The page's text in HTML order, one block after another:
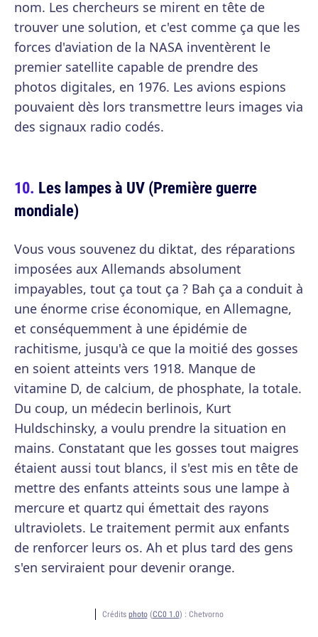
nom. Les chercheurs se mirent en tête de
trouver une solution, et c'est comme ça que les
forces d'aviation de la NASA inventèrent le
premier satellite capable de prendre des
photos digitales, en 1976. Les avions espions
pouvaient dès lors transmettre leurs images via
des signaux radio codés.
Les lampes à UV (Première guerre
mondiale)
Vous vous souvenez du diktat, des réparations
imposées aux Allemands absolument
impayables, tout ça tout ça ? Bah ça a conduit à
une énorme crise économique, en Allemagne,
et conséquemment à une épidémie de
rachitisme, jusqu'à ce que la moitié des gosses
en soient atteints vers 1918. Manque de
vitamine D, de calcium, de phosphate, la totale.
Du coup, un médecin berlinois, Kurt
Huldschinsky, a voulu prendre la situation en
mains. Constatant que les gosses tout maigres
étaient aussi tout blancs, il s'est mis en tête de
mettre des enfants atteints sous une lampe à
mercure et quartz qui émettait des rayons
ultraviolets. Le traitement permit aux enfants
de renforcer leurs os. Ah et plus tard des gens
s'en serviraient pour devenir orange.
Crédits photo(CC0 1.0) : Chetvorno